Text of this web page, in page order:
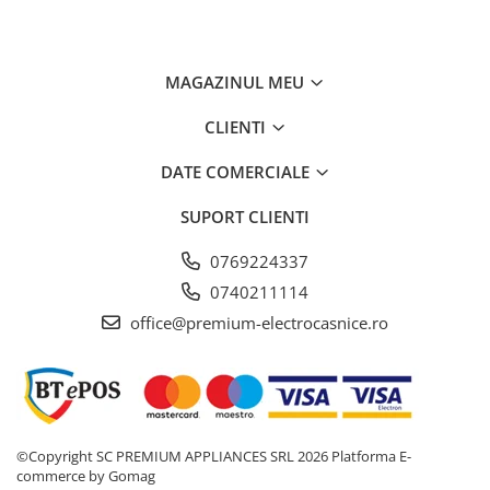
Pentru orice intrebari, nu ezitati sa ne contactati pe email
MAGAZINUL MEU
CLIENTI
DATE COMERCIALE
SUPORT CLIENTI
0769224337
0740211114
office@premium-electrocasnice.ro
©Copyright SC PREMIUM APPLIANCES SRL 2026 Platforma E-
commerce by Gomag